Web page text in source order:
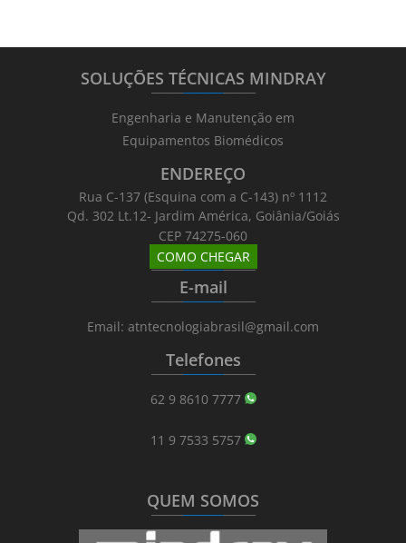
SOLUÇÕES TÉCNICAS MINDRAY
_______________________
Engenharia e Manutenção em
Equipamentos Biomédicos
ENDEREÇO
Rua C-137 (Esquina com a C-143) nº 1112
Qd. 302 Lt.12- Jardim América, Goiânia/Goiás
CEP 74275-060
COMO CHEGAR
_______________________
E-mail
_______________________
Email: atntecnologiabrasil@gmail.com
Telefones
_______________________
62 9 8610 7777
11 9 7533 5757
QUEM SOMOS
_______________________